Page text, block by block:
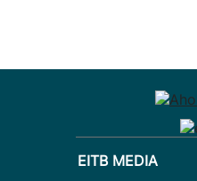
EITB MEDIA